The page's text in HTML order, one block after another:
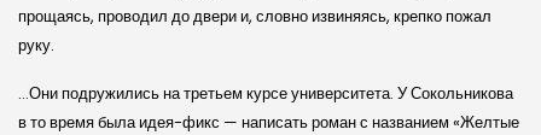
прощаясь, проводил до двери и, словно извиняясь, крепко пожал
руку.
…Они подружились на третьем курсе университета. У Сокольникова
в то время была идея-фикс — написать роман с названием «Желтые